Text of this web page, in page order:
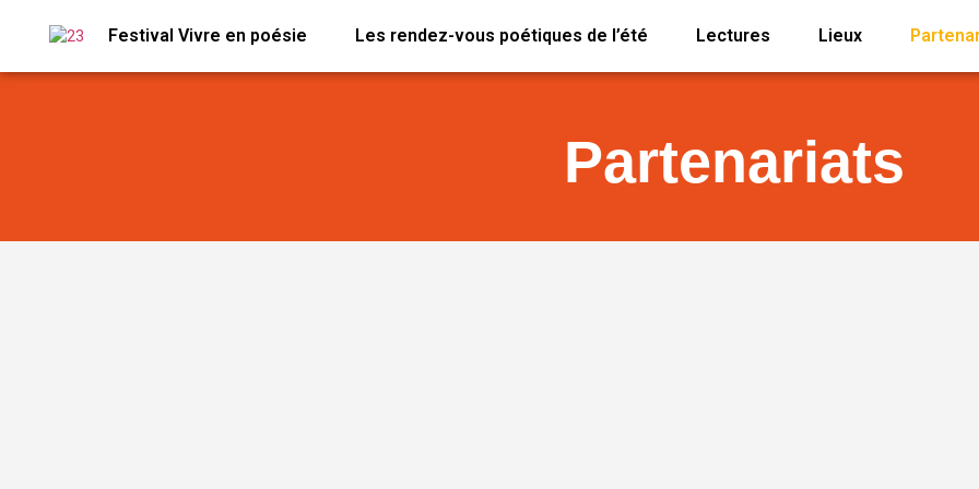
Festival Vivre en poésie Les rendez-vous poétiques de l’été Lectures Lieux
Partenariats